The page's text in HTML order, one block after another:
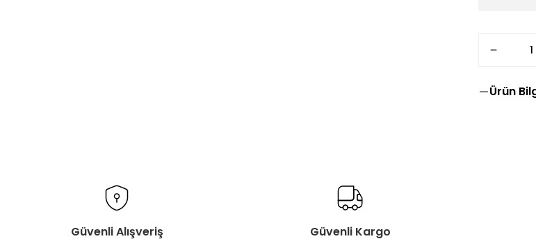
Ürün
Güvenli Alışveriş Güvenli Kargo